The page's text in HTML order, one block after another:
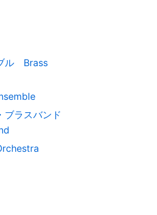
ル Brass
ブラスバンド